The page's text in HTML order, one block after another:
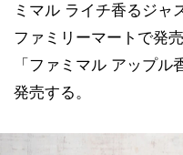
ミマル ライチ香るジャ
ファミリーマートで発
「ファミマル アップ
発売する。